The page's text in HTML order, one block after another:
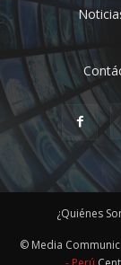
¿Quiénes
© Media